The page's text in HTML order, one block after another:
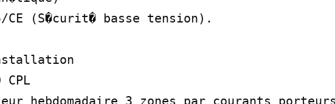
CE (S�curit� basse tension).
CPL
hebdomadaire 3 zones par courants porteurs